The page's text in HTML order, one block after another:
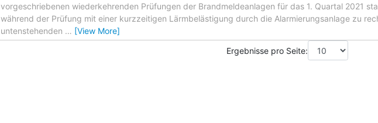
vorgeschriebenen wiederkehrenden Prüfungen der Brandmeldeanlagen für das 1. Quartal 2021
während der Prüfung mit einer kurzzeitigen Lärmbelästigung durch die Alarmierungsanlage zu
untenstehenden … [View More]
Ergebnisse pro Seite: